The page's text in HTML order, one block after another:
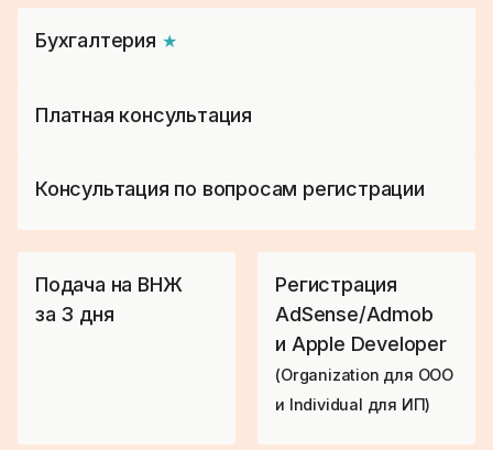
Бухгалтерия ★
Платная консультация
Консультация по вопросам регистрации
Подача на ВНЖ
за 3 дня
Регистрация
AdSense/Admob
и Apple Developer
(Organization для ООО
и Individual для ИП)